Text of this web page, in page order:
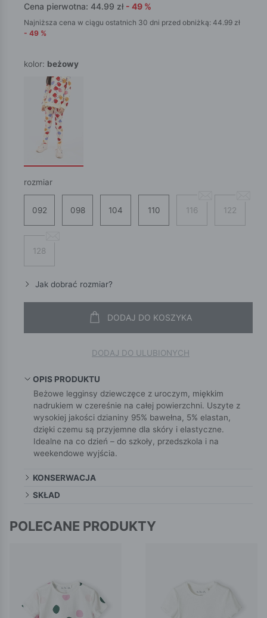
Cena pierwotna: 44.99 zł - 49 %
Najniższa cena w ciągu ostatnich 30 dni przed obniżką: 44.99 zł
- 49 %
kolor: beżowy
rozmiar
092 098 104 110 116 122
128
Jak dobrać rozmiar?
DODAJ DO KOSZYKA
DODAJ DO ULUBIONYCH
OPIS PRODUKTU
Beżowe legginsy dziewczęce z uroczym, miękkim
nadrukiem w czereśnie na całej powierzchni. Uszyte z
wysokiej jakości dzianiny 95% bawełna, 5% elastan,
dzięki czemu są przyjemne dla skóry i elastyczne.
Idealne na co dzień – do szkoły, przedszkola i na
weekendowe wyjścia.
KONSERWACJA
SKŁAD
POLECANE PRODUKTY